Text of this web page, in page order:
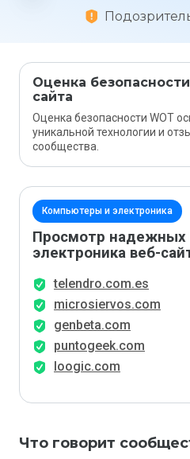
Оценка
сайта
Оценка безопасности WOT
уникальной технологии и
сообщества.
Компьютеры и электроника
Просмотр
электроника веб-
telendro.com.es
microsiervos.com
genbeta.com
puntogeek.com
loogic.com
Что говорит